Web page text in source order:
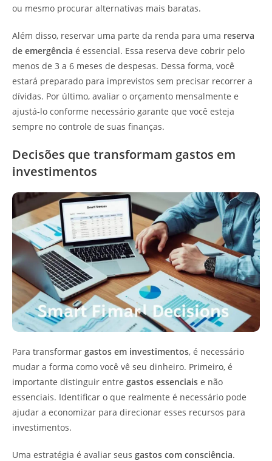
ou mesmo procurar alternativas mais baratas.
Além disso, reservar uma parte da renda para uma reserva
de emergência é essencial. Essa reserva deve cobrir pelo
menos de 3 a 6 meses de despesas. Dessa forma, você
estará preparado para imprevistos sem precisar recorrer a
dívidas. Por último, avaliar o orçamento mensalmente e
ajustá-lo conforme necessário garante que você esteja
sempre no controle de suas finanças.
Decisões que transformam gastos em
investimentos
Para transformar gastos em investimentos, é necessário
mudar a forma como você vê seu dinheiro. Primeiro, é
importante distinguir entre gastos essenciais e não
essenciais. Identificar o que realmente é necessário pode
ajudar a economizar para direcionar esses recursos para
investimentos.
Uma estratégia é avaliar seus gastos com consciência.